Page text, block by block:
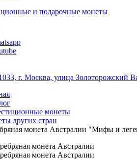
г. Москва, улица Золоторожский
монеты
других стран
монета Австралии "Мифы и